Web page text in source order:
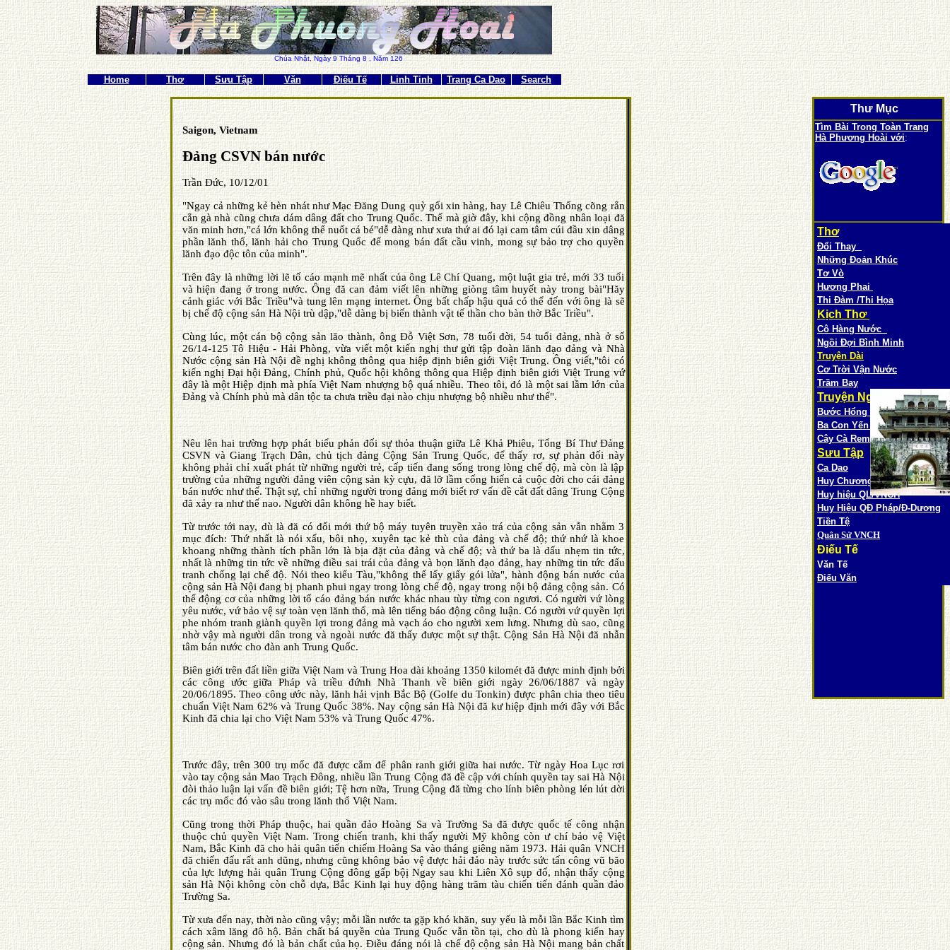
Chúa Nhật, Ngày 9 Tháng 8 , Năm 126
Home Thơ Sưu Tập Văn Điếu Tế Linh Tinh Trang Ca Dao Search
Saigon, Vietnam
Ðảng CSVN bán nước
Trần Ðức, 10/12/01
"Ngay cả những kẻ hèn nhát như Mạc Ðăng Dung quỳ gối xin hàng, hay Lê Chiêu Thống cõng rắn
cắn gà nhà cũng chưa dám dâng đất cho Trung Quốc. Thế mà giờ đây, khi cộng đồng nhân loại đă
văn minh hơn,"cá lớn không thể nuốt cá bé"dễ dàng như xưa thứ ai đó lại cam tâm cúi đầu xin dâng
phần lănh thổ, lănh hải cho Trung Quốc để mong bán đất cầu vinh, mong sự bảo trợ cho quyền
lănh đạo độc tôn của minh".
Trên đây là những lời lẽ tố cáo mạnh mẽ nhất của ông Lê Chí Quang, một luật gia trẻ, mới 33 tuổi
và hiện đang ở trong nước. Ông đă can đảm viết lên những giòng tâm huyết này trong bài"Hăy
cảnh giác với Bắc Triều"và tung lên mạng internet. Ông bất chấp hậu quả có thể đến với ông là sẽ
bị chế độ cộng sản Hà Nội trù dập,"dễ dàng bị biến thành vật tế thần cho bàn thờ Bắc Triều".
Cùng lúc, một cán bộ cộng sản lăo thành, ông Ðỗ Việt Sơn, 78 tuổi đời, 54 tuổi đảng, nhà ở số
26/14-125 Tô Hiệu - Hải Phòng, vừa viết một kiến nghị thư gửi tập đoàn lănh đạo đảng và Nhà
Nước cộng sản Hà Nội đề nghị không thông qua hiệp định biên giới Việt Trung. Ông viết,"tôi có
kiến nghị Ðại hội Ðảng, Chính phủ, Quốc hội không thông qua Hiệp định biên giới Việt Trung vứ
đây là một Hiệp định mà phía Việt Nam nhượng bộ quá nhiều. Theo tôi, đó là một sai lầm lớn của
Ðảng và Chính phủ mà dân tộc ta chưa triều đại nào chịu nhượng bộ nhiều như thế".
Nêu lên hai trường hợp phát biểu phản đối sự thỏa thuận giữa Lê Khả Phiêu, Tổng Bí Thư Ðảng
CSVN và Giang Trạch Dân, chủ tịch đảng Cộng Sản Trung Quốc, để thấy rơ, sự phản đối này
không phải chỉ xuất phát từ những người trẻ, cấp tiến đang sống trong lòng chế độ, mà còn là lập
trường của những người đảng viên cộng sản kỳ cựu, đă lỡ lầm cống hiến cả cuộc đời cho cái đảng
bán nước như thế. Thật sự, chỉ những người trong đảng mới biết rơ vấn đề cắt đất dâng Trung Cộng
đă xảy ra như thế nao. Người dân không hề hay biết.
Từ trước tới nay, dù là đă có đổi mới thứ bộ máy tuyên truyền xảo trá của cộng sản vẫn nhằm 3
mục đích: Thứ nhất là nói xấu, bôi nhọ, xuyên tạc kẻ thù của đảng và chế độ; thứ nhứ là khoe
khoang những thành tích phần lớn là bịa đặt của đảng và chế độ; và thứ ba là dấu nhẹm tin tức,
nhất là những tin tức về những điều sai trái của đảng và bọn lănh đạo đảng, hay những tin tức đấu
tranh chống lại chế độ. Nói theo kiểu Tàu,"không thể lấy giấy gói lửa", hành động bán nước của
cộng sản Hà Nội đang bị phanh phui ngay trong lòng chế độ, ngay trong nội bộ đảng cộng sản. Có
thể động cơ của những lời tố cáo đảng bán nước khác nhau tùy từng con ngươi. Có người vứ lòng
yêu nước, vứ bảo vệ sự toàn vẹn lănh thổ, mà lên tiếng báo động công luận. Có người vứ quyền lợi
phe nhóm tranh giành quyền lợi trong đảng mà vạch áo cho người xem lưng. Nhưng dù sao, cũng
nhờ vậy mà người dân trong và ngoài nước đă thấy được một sự thật. Cộng Sản Hà Nội đă nhẫn
tâm bán nước cho đàn anh Trung Quốc.
Biên giới trên đất liền giữa Việt Nam và Trung Hoa dài khoảng 1350 kilomét đă được minh định bởi
các công ước giữa Pháp và triều đứnh Nhà Thanh về biên giới ngày 26/06/1887 và ngày
20/06/1895. Theo công ước này, lănh hải vịnh Bắc Bộ (Golfe du Tonkin) được phân chia theo tiêu
chuẩn Việt Nam 62% và Trung Quốc 38%. Nay cộng sản Hà Nội đă kư hiệp định mới đây với Bắc
Kinh đă chia lại cho Việt Nam 53% và Trung Quốc 47%.
Trước đây, trên 300 trụ mốc đă được cắm để phân ranh giới giữa hai nước. Từ ngày Hoa Lục rơi
vào tay cộng sản Mao Trạch Ðông, nhiều lần Trung Cộng đă đề cập với chính quyền tay sai Hà Nội
đòi thảo luận lại vấn đề biên giới; Tệ hơn nữa, Trung Cộng đă từng cho lính biên phòng lén lút dời
các trụ mốc đó vào sâu trong lănh thổ Việt Nam.
Cũng trong thời Pháp thuộc, hai quần đảo Hoàng Sa và Trường Sa đă được quốc tế công nhận
thuộc chủ quyền Việt Nam. Trong chiến tranh, khi thấy người Mỹ không còn ư chí bảo vệ Việt
Nam, Bắc Kinh đă cho hải quân tiến chiếm Hoàng Sa vào tháng giêng năm 1973. Hải quân VNCH
đă chiến đấu rất anh dũng, nhưng cũng không bảo vệ được hải đảo này trước sức tấn công vũ băo
của lực lượng hải quân Trung Cộng đông gấp bộị Ngay sau khi Liên Xô sụp đổ, nhận thấy cộng
sản Hà Nội không còn chỗ dựa, Bắc Kinh lại huy động hàng trăm tàu chiến tiến đánh quần đảo
Trường Sa.
Từ xưa đến nay, thời nào cũng vậy; mỗi lần nước ta gặp khó khăn, suy yếu là mỗi lần Bắc Kinh tìm
cách xâm lăng đô hộ. Bản chất bá quyền của Trung Quốc vẫn tồn tại, cho dù là phong kiến hay
cộng sản. Nhưng đó là bản chất của họ. Ðiều đáng nói là chế độ cộng sản Hà Nội mang bản chất
Thư Mục
Tìm Bài Trong Toàn Trang
Hà Phương Hoài với:
Thơ
Đổi Thay
Những Đoản Khúc
Tơ Vò
Hương Phai
Thi Đàm /Thi Họa
Kịch Thơ
Cô Hàng Nước
Ngồi Đợi Bình Minh
Truyện Dài
Cơ Trời Vận Nước
Trầm Bay
Truyện Ngắn
Bước Hổng Chân Không
Ba Con Yến Nhỏ
Cây Cà Rem Đầu Đời
Sưu Tập
Ca Dao
Huy Chương VNCH
Huy hiệu QL/VNCH
Huy Hiệu QĐ Pháp/Đ-Dương
Tiền Tệ
Quân Sử VNCH
Điếu Tế
Văn Tế
Điếu Văn